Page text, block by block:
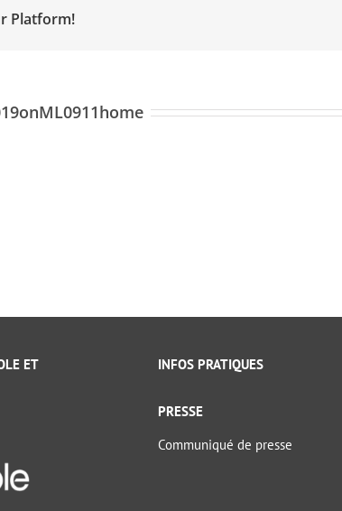
Platform!
ET
INFOS PRATIQUES
PRESSE
Communiqué de presse